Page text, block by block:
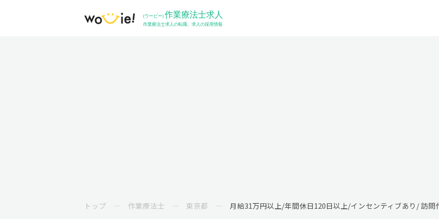
トップ 作業療法士 東京都 月給31万円以上/年間休日120日以上/インセンティブあり/ 訪問